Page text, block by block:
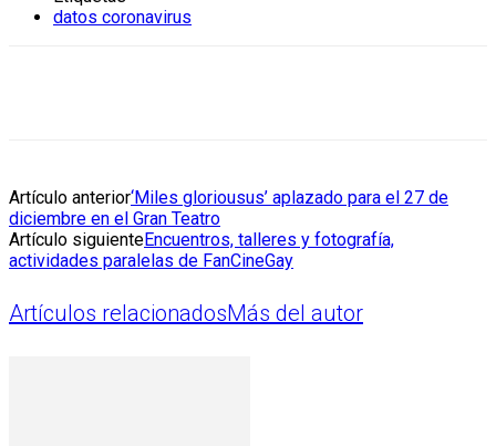
datos coronavirus
Artículo anterior‘Miles gloriousus’ aplazado para el 27 de
diciembre en el Gran Teatro
Artículo siguienteEncuentros, talleres y fotografía,
actividades paralelas de FanCineGay
Artículos relacionadosMás del autor